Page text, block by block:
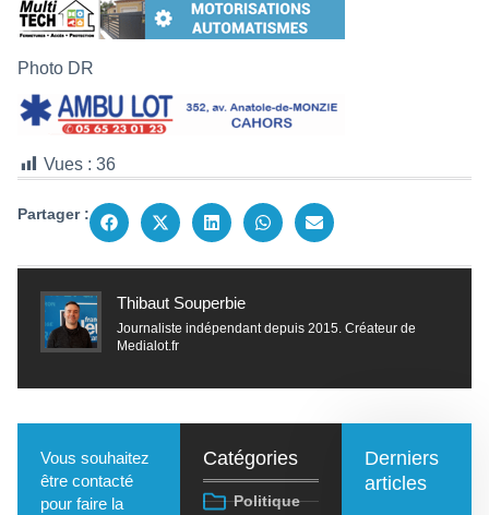
Photo DR
Vues : 36
Partager :
Thibaut Souperbie
Journaliste indépendant depuis 2015. Créateur de
Medialot.fr
Vous souhaitez
être contacté
pour faire la
Catégories
Politique
Derniers
articles